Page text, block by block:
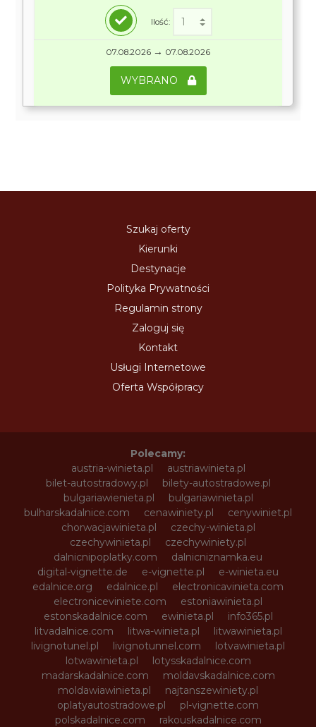
Ilość:
07.08.2026 → 07.08.2026
WYBRANO
Szukaj oferty
Kierunki
Destynacje
Polityka Prywatności
Regulamin strony
Zaloguj się
Kontakt
Usługi Internetowe
Oferta Współpracy
Polecamy:
austria-winieta.pl
austriawinieta.pl
bilet-autostradowy.pl
bilety-autostradowe.pl
bulgariawienieta.pl
bulgariawinieta.pl
bulharskadalnice.com
cenawiniety.pl
cenywiniet.pl
chorwacjawinieta.pl
czechy-winieta.pl
czechywinieta.pl
czechywiniety.pl
dalnicnipoplatky.com
dalnicniznamka.eu
digital-vignette.de
e-vignette.pl
e-winieta.eu
edalnice.org
edalnice.pl
electronicavinieta.com
electroniceviniete.com
estoniawinieta.pl
estonskadalnice.com
ewinieta.pl
info365.pl
litvadalnice.com
litwa-winieta.pl
litwawinieta.pl
livignotunel.pl
livignotunnel.com
lotvawinieta.pl
lotwawinieta.pl
lotysskadalnice.com
madarskadalnice.com
moldavskadalnice.com
moldawiawinieta.pl
najtanszewiniety.pl
oplatyautostradowe.pl
pl-vignette.com
polskadalnice.com
rakouskadalnice.com